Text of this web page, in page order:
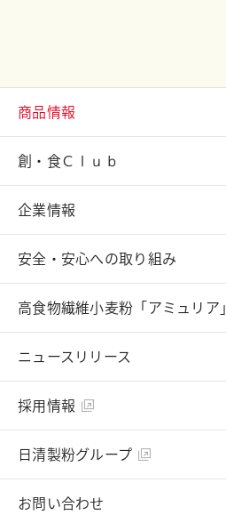
商品情報
創・食Ｃｌｕｂ
企業情報
安全・安心への取り組み
高食物繊維小麦粉「アミュリア」
ニュースリリース
採用情報
日清製粉グループ
お問い合わせ